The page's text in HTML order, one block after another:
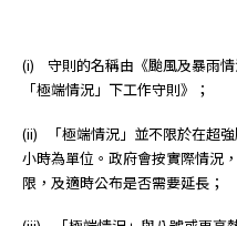
(i) 守則的名稱由《颱風及暴雨
「極端情況」下工作守則》；
(ii) 「極端情況」並不限於在超
小時為單位。政府會按實際情況
限，及適時公布是否需要延長；